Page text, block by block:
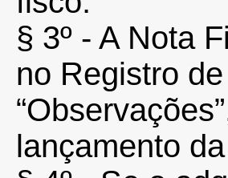
§ 3º - A Nota
no Registro
lançamento